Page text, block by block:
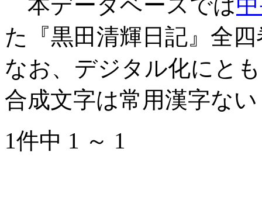
た『黒田清輝日記』全
なお、デジタル化にと
合成文字は常用漢字な
1件中 1 ～ 1